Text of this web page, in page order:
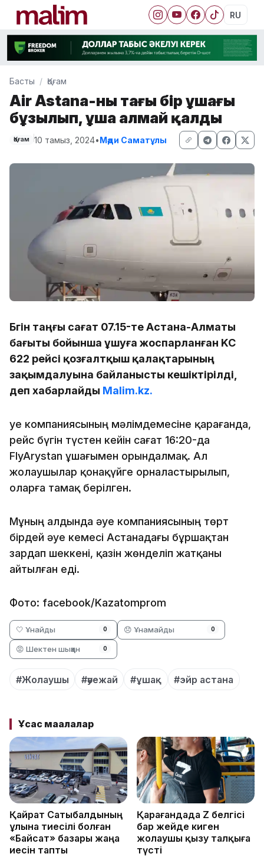
RU
Басты Қоғам
Air Astana-ның тағы бір ұшағы
бұзылып, ұша алмай қалды
Қоғам 10 тамыз, 2024•Мәди Саматұлы
Бүгін таңғы сағат 07.15-те Астана-Алматы
бағыты бойынша ұшуға жоспарланған KC
622 рейсі қозғалтқыш қалақтарының
зақымдалуына байланысты кешіктірілді,
деп хабарлайды Malim.kz.
Әуе компаниясының мәлімдемесіне қарағанда,
рейс бүгін түстен кейін сағат 16:20-да
FlyArystan ұшағымен орындалмақ. Ал
жолаушылар қонақүйге орналастырылып,
оларға тамақ берілген.
Мұның алдында әуе компаниясының төрт
бірдей әуе кемесі Астанадағы бұршақтан
зардап шеккені, қазін жөнделіп жатқаны
айтылған еді.
Фото: facebook/Kazatomprom
🤍 Ұнайды 0 😞 Ұнамайды 0
😡 Шектен шыққан 0
#Жолаушы #әуежай #ұшақ #эйр астана
Ұқсас мақалалар
Қайрат Сатыбалдының
ұлына тиесілі болған
«Байсат» базары жаңа
иесін тапты
Қарағандада Z белгісі
бар жейде киген
жолаушы қызу талқыға
түсті